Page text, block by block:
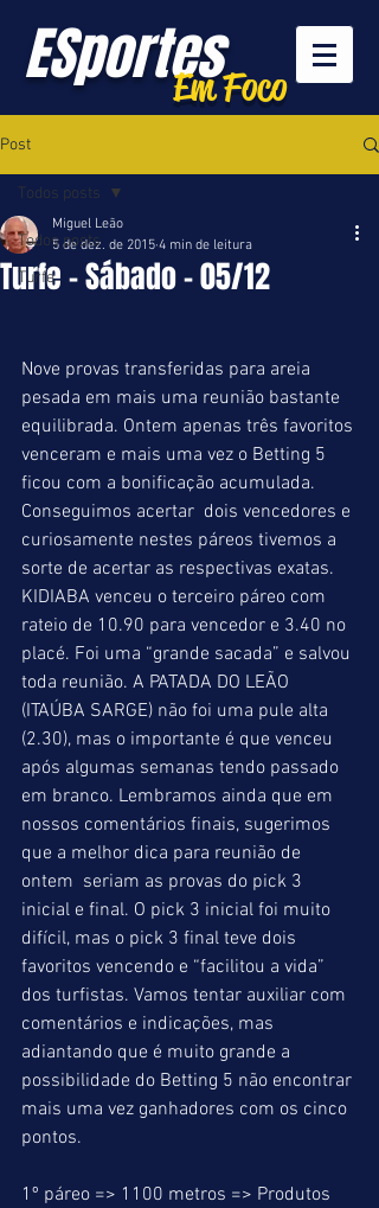
ESportesEm Foco
Post
Todos posts
Turfe
Todos posts
Turfe - Sábado - 05/12
Miguel Leão
5 de dez. de 2015 4 min de leitura
Nove provas transferidas para areia
pesada em mais uma reunião bastante
equilibrada. Ontem apenas três favoritos
venceram e mais uma vez o Betting 5
ficou com a bonificação acumulada.
Conseguimos acertar  dois vencedores e
curiosamente nestes páreos tivemos a
sorte de acertar as respectivas exatas.
KIDIABA venceu o terceiro páreo com
rateio de 10.90 para vencedor e 3.40 no
placé. Foi uma “grande sacada” e salvou
toda reunião. A PATADA DO LEÃO
(ITAÚBA SARGE) não foi uma pule alta
(2.30), mas o importante é que venceu
após algumas semanas tendo passado
em branco. Lembramos ainda que em
nossos comentários finais, sugerimos
que a melhor dica para reunião de
ontem  seriam as provas do pick 3
inicial e final. O pick 3 inicial foi muito
difícil, mas o pick 3 final teve dois
favoritos vencendo e “facilitou a vida”
dos turfistas. Vamos tentar auxiliar com
comentários e indicações, mas
adiantando que é muito grande a
possibilidade do Betting 5 não encontrar
mais uma vez ganhadores com os cinco
pontos.
1º páreo => 1100 metros => Produtos